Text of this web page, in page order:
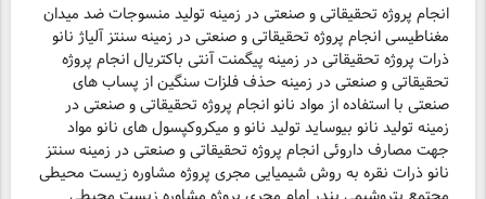
انجام پروژه تحقیقاتی و صنعتی در زمینه تولید منسوجات ضد میدان
مغناطیسی انجام پروژه تحقیقاتی و صنعتی در زمینه سنتز آلیاژ نانو
ذرات پروژه تحقیقاتی در زمینه پیگمنت آنتی باکتریال انجام پروژه
تحقیقاتی و صنعتی در زمینه حذف فلزات سنگین از پساب های
صنعتی با استفاده از مواد نانو انجام پروژه تحقیقاتی و صنعتی در
زمینه تولید نانو بیوساید تولید نانو و میکروکپسول های نانو مواد
جهت مصارف داروئی انجام پروژه تحقیقاتی و صنعتی در زمینه سنتز
نانو ذرات نقره به روش شیمیایی مجری پروژه مشاوره زیست محیطی